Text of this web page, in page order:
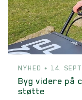
NYHED • 14.
Byg videre på
støtte